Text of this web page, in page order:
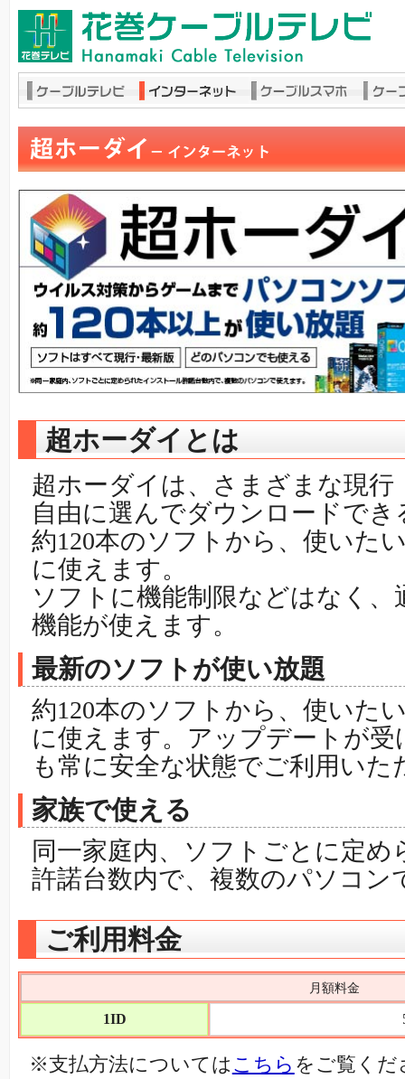
超ホーダイとは
超ホーダイは、さまざまな現行
自由に選んでダウンロードで
約120本のソフトから、使いた
に使えます。
ソフトに機能制限などはなく、
機能が使えます。
最新のソフトが使い放題
約120本のソフトから、使いた
に使えます。アップデートが
も常に安全な状態でご利用いた
家族で使える
同一家庭内、ソフトごとに定
許諾台数内で、複数のパソコン
ご利用料金
月額料金
1ID
※支払方法については こちら をご覧くだ